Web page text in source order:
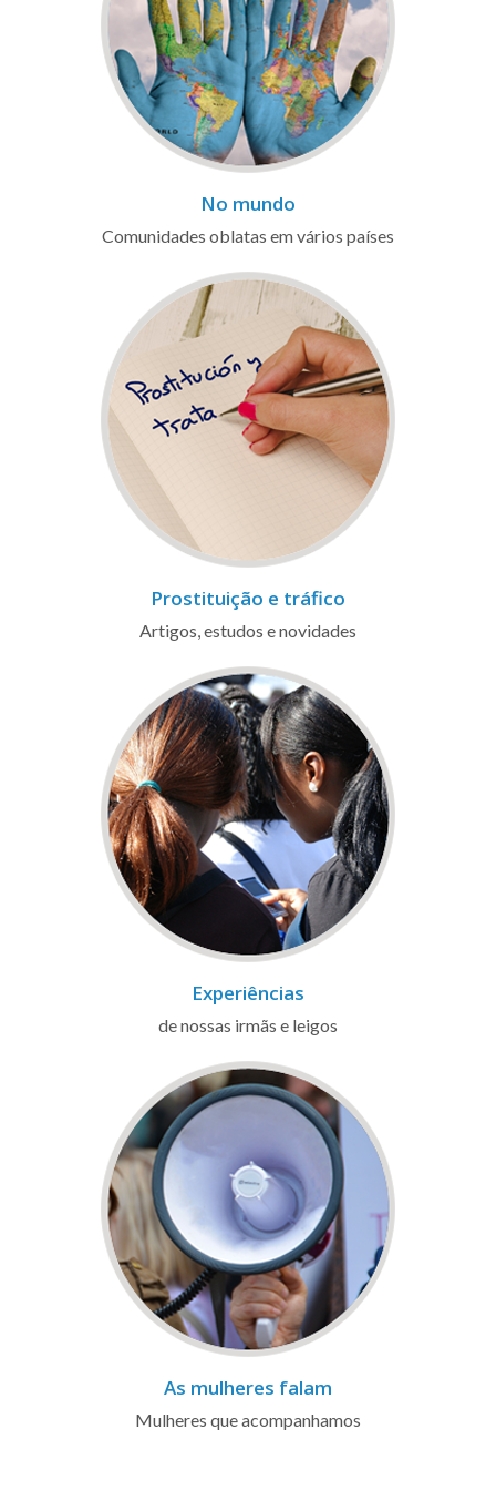
No mundo
Comunidades oblatas em vários países
Prostituição e tráfico
Artigos, estudos e novidades
Experiências
de nossas irmãs e leigos
As mulheres falam
Mulheres que acompanhamos